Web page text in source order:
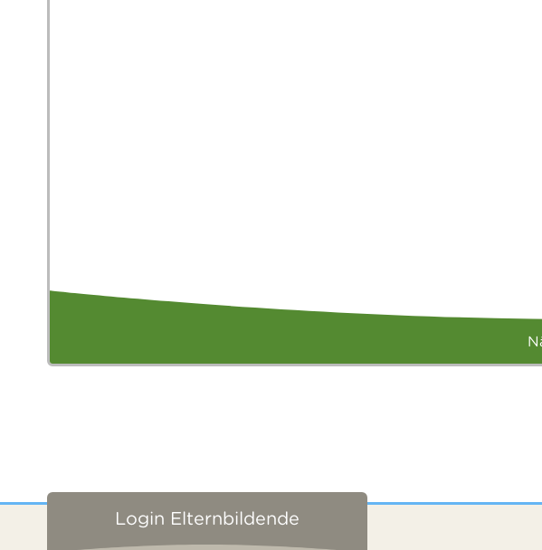
Login Elternbildende